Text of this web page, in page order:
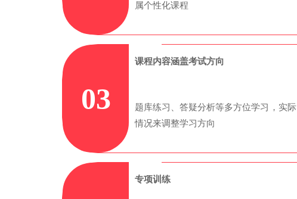
属个性化课程
03
课程内容涵盖考试方向
题库练习、答疑分析等多方位学习，实际
情况来调整学习方向
专项训练